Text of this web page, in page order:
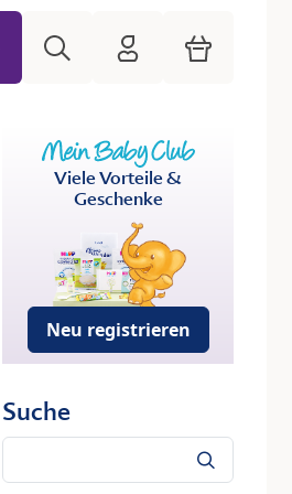
HiPP Mein Babyclub
Warenkorb
Viele Vorteile &
Geschenke
Neu registrieren
Suche